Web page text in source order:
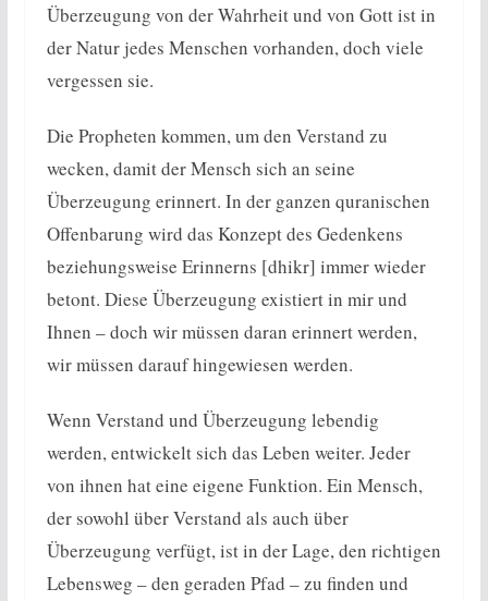
Überzeugung von der Wahrheit und von Gott ist in
der Natur jedes Menschen vorhanden, doch viele
vergessen sie.
Die Propheten kommen, um den Verstand zu
wecken, damit der Mensch sich an seine
Überzeugung erinnert. In der ganzen quranischen
Offenbarung wird das Konzept des Gedenkens
beziehungsweise Erinnerns [dhikr] immer wieder
betont. Diese Überzeugung existiert in mir und
Ihnen – doch wir müssen daran erinnert werden,
wir müssen darauf hingewiesen werden.
Wenn Verstand und Überzeugung lebendig
werden, entwickelt sich das Leben weiter. Jeder
von ihnen hat eine eigene Funktion. Ein Mensch,
der sowohl über Verstand als auch über
Überzeugung verfügt, ist in der Lage, den richtigen
Lebensweg – den geraden Pfad – zu finden und